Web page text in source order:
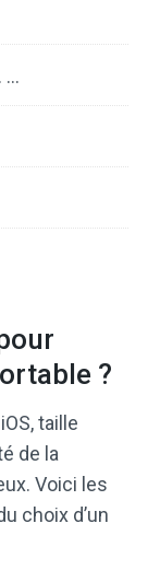
…
?
taille
de la
Voici les
choix d’un